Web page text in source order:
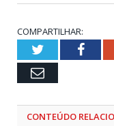
COMPARTILHAR:
Twitter
Email
CONTEÚDO